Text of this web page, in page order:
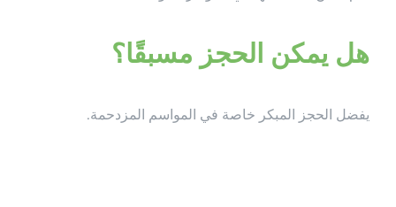
هل يمكن الحجز مسبقًا؟
يفضل الحجز المبكر خاصة في المواسم المزدحمة.